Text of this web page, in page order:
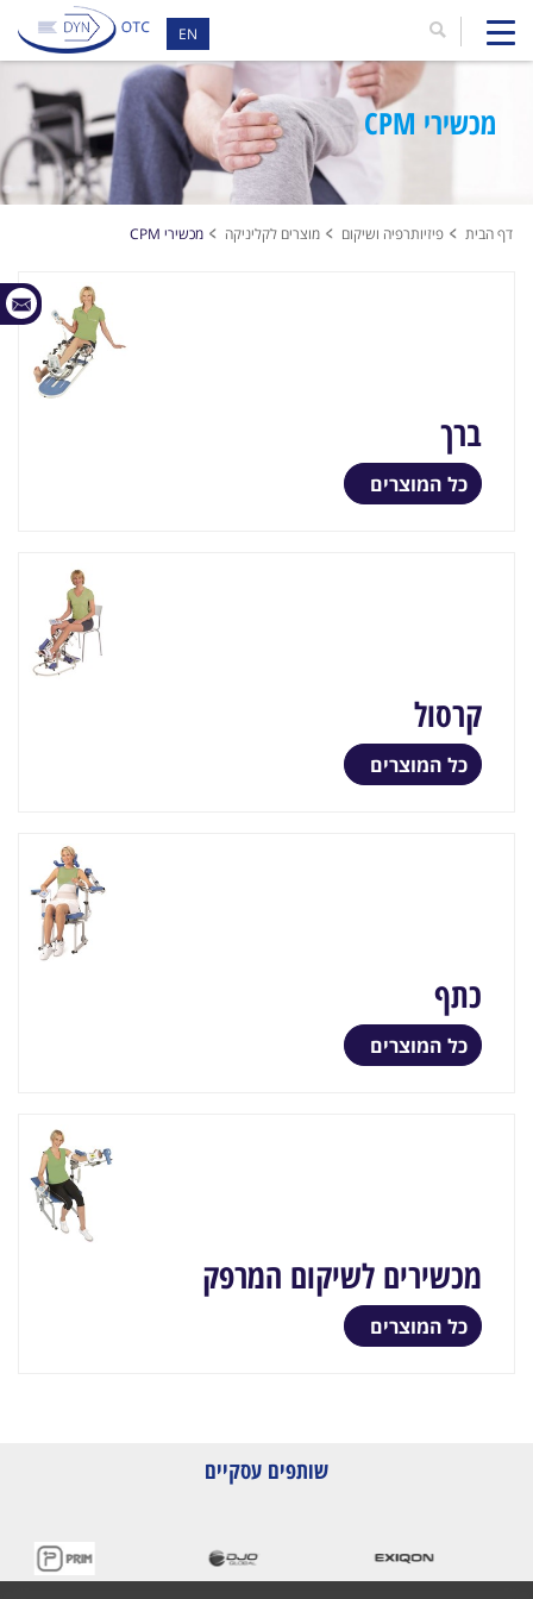
EN
מכשירי CPM
דף הבית פיזיותרפיה ושיקום מוצרים לקליניקה מכשירי CPM
ברך
כל המוצרים
קרסול
כל המוצרים
כתף
כל המוצרים
מכשירים לשיקום המרפק
כל המוצרים
שותפים עסקיים